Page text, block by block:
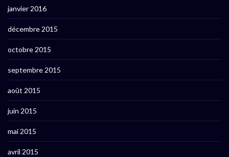
janvier 2016
décembre 2015
octobre 2015
septembre 2015
août 2015
juin 2015
mai 2015
avril 2015